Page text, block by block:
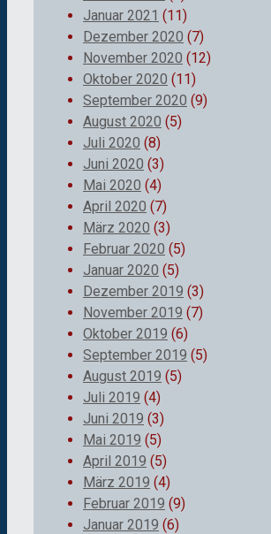
Januar 2021 (11)
Dezember 2020 (7)
November 2020 (12)
Oktober 2020 (11)
September 2020 (9)
August 2020 (5)
Juli 2020 (8)
Juni 2020 (3)
Mai 2020 (4)
April 2020 (7)
März 2020 (3)
Februar 2020 (5)
Januar 2020 (5)
Dezember 2019 (3)
November 2019 (7)
Oktober 2019 (6)
September 2019 (5)
August 2019 (5)
Juli 2019 (4)
Juni 2019 (3)
Mai 2019 (5)
April 2019 (5)
März 2019 (4)
Februar 2019 (9)
Januar 2019 (6)